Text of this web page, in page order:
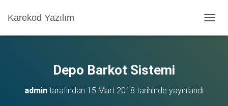
Karekod Yazılım
E
Depo Barkot Sistemi
admin tarafından 15 Mart 2018 tarihinde yayınlandı